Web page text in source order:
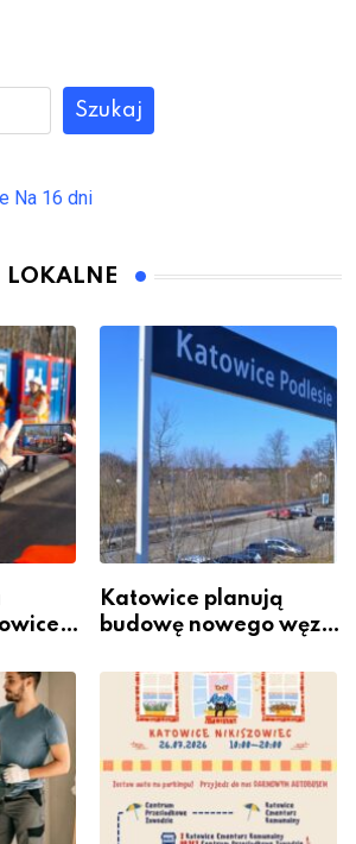
Szukaj
Na 16 dni
Katowice planują
budowę nowego węzła
Podlesiu